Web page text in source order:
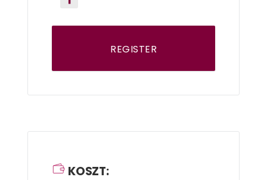
REGISTER
KOSZT: